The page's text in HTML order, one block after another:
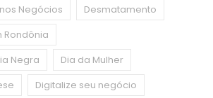
Negócios
Desmatamento
Rondônia
Negra
Dia da Mulher
Digitalize seu negócio